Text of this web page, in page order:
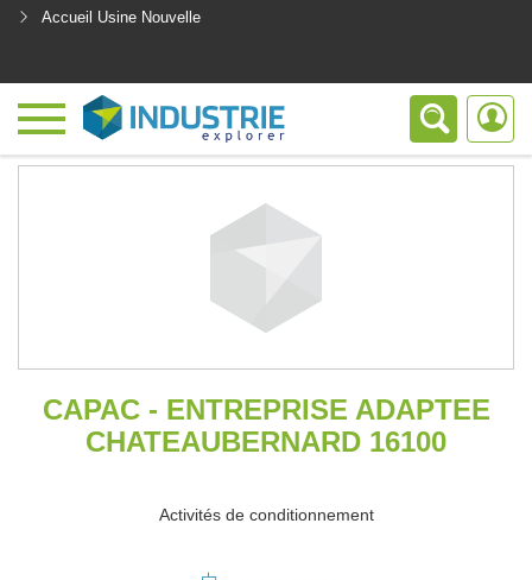
Accueil Usine Nouvelle
CAPAC - ENTREPRISE ADAPTEE
CHATEAUBERNARD 16100
Activités de conditionnement